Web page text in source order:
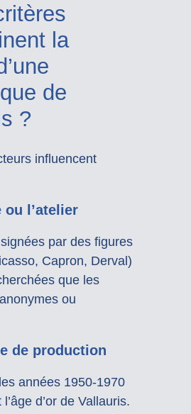
la
de
?
influencent
ou l’atelier
par des figures
Capron, Derval)
que les
ou
de production
années 1950-1970
d’or de Vallauris.